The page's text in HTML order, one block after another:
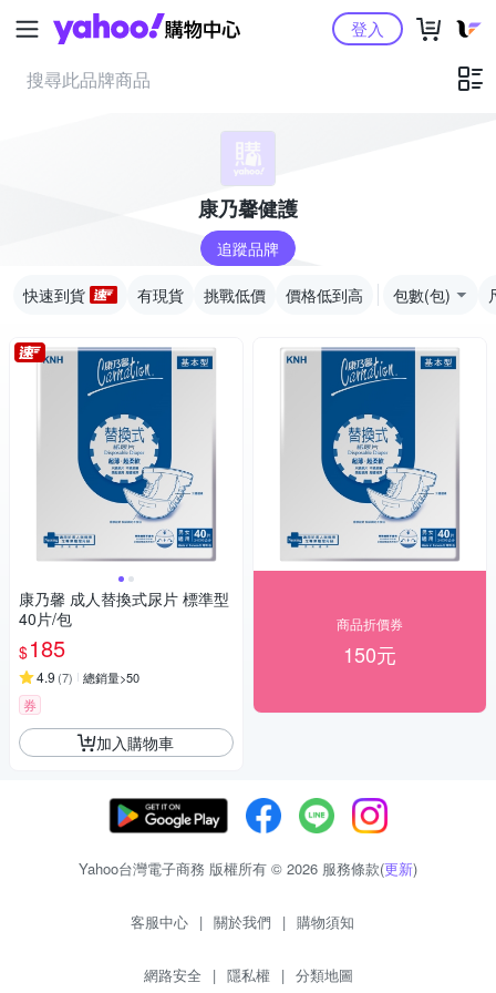
Yahoo購物中心登入
康乃馨健護
追蹤品牌
快速到貨 有現貨 挑戰低價 價格低到高 包數(包)
康乃馨 成人替換式尿片 標準型
40片/包
$185
4.9 (7) 總銷量>50
券
加入購物車
商品折價券
150元
Yahoo台灣電子商務 版權所有 © 2026 服務條款(更新)
客服中心 | 關於我們 | 購物須知
網路安全 | 隱私權 | 分類地圖